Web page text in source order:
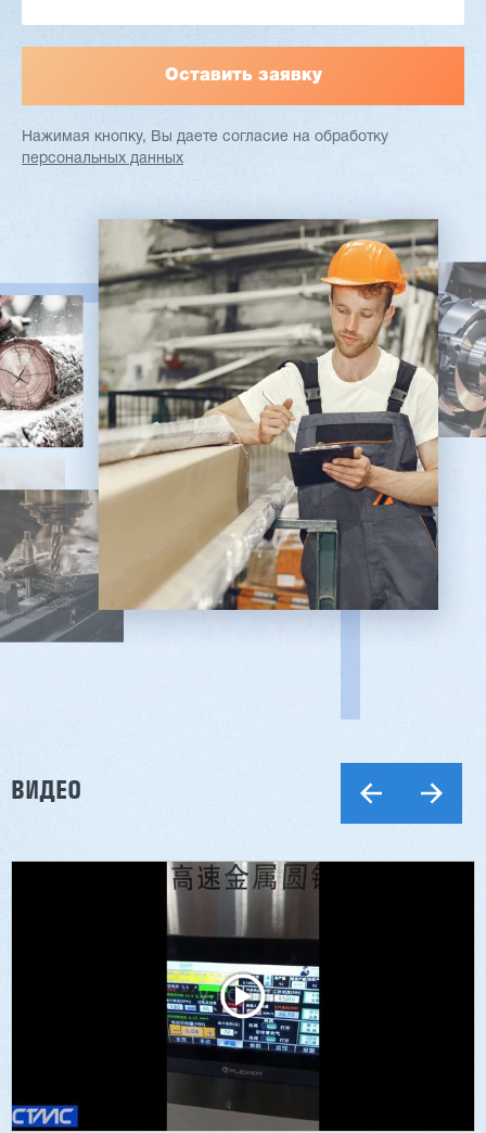
Нажимая кнопку, Вы даете согласие на обработку
персональных данных
ВИДЕО